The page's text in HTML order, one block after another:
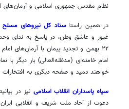
نظام مقدس جمهوری اسلامی و
در همین راستاستاد کل نیروهای مسلح
غیور و عاشق وطن، در پاسخ به ندای
۲۲ بهمن و تجدید پیمان با آرمان‌های
امام خامنه‌ای (مدظله‌العالی) بار دیگر با
خواهند دمید و صفحه دیگری به
سپاه پاسداران انقلاب اسلامی نیز در